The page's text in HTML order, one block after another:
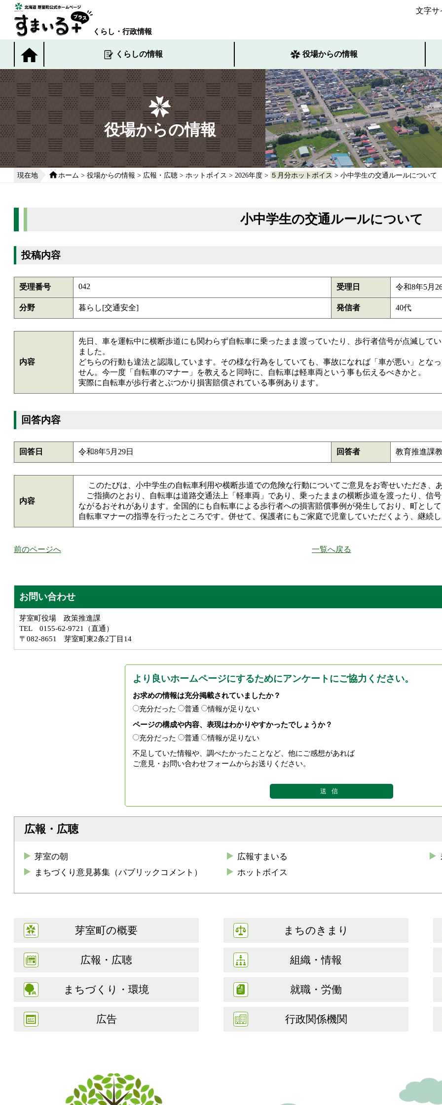
くらし・行政情報
文字サ
くらしの情報 役場からの情報
役場からの情報
現在地 ホーム > 役場からの情報 > 広報・広聴 > ホットボイス > 2026年度 > ５月分ホットボイス > 小中学生の交通ルールについて
小中学生の交通ルールについて
投稿内容
受理番号 042 受理日 令和8年5月
分野 暮らし[交通安全] 発信者 40代
内容
先日、車を運転中に横断歩道にも関わらず自転車に乗ったまま渡っていたり、歩行者信号が点滅して
ました。
どちらの行動も違法と認識しています。その様な行為をしていても、事故になれば「車が悪い」とな
せん。今一度「自転車のマナー」を教えると同時に、自転車は軽車両という事も伝えるべきかと。
実際に自転車が歩行者とぶつかり損害賠償されている事例あります。
回答内容
回答日 令和8年5月29日 回答者 教育推進課
内容
このたびは、小中学生の自転車利用や横断歩道での危険な行動についてご意見をお寄せいただき、
ご指摘のとおり、自転車は道路交通法上「軽車両」であり、乗ったままの横断歩道を渡ったり、信
ながるおそれがあります。全国的にも自転車による歩行者への損害賠償事例が発生しており、町とし
自転車マナーの指導を行ったところです。併せて、保護者にもご家庭で児童していただくよう、継続し
前のページへ 一覧へ戻る
お問い合わせ
芽室町役場 政策推進課
TEL 0155-62-9721（直通）
〒082-8651 芽室町東2条2丁目14
より良いホームページにするためにアンケートにご協力ください。
お求めの情報は充分掲載されていましたか？
充分だった
普通
情報が足りない
ページの構成や内容、表現はわかりやすかったでしょうか？
充分だった
普通
情報が足りない
不足していた情報や、調べたかったことなど、他にご感想があれば
ご意見・お問い合わせフォームからお送りください。
広報・広聴
芽室の朝 広報すまいる
まちづくり意見募集（パブリックコメント）
ホットボイス
芽室町の概要 まちのきまり
広報・広聴 組織・情報
まちづくり・環境 就職・労働
広告 行政関係機関